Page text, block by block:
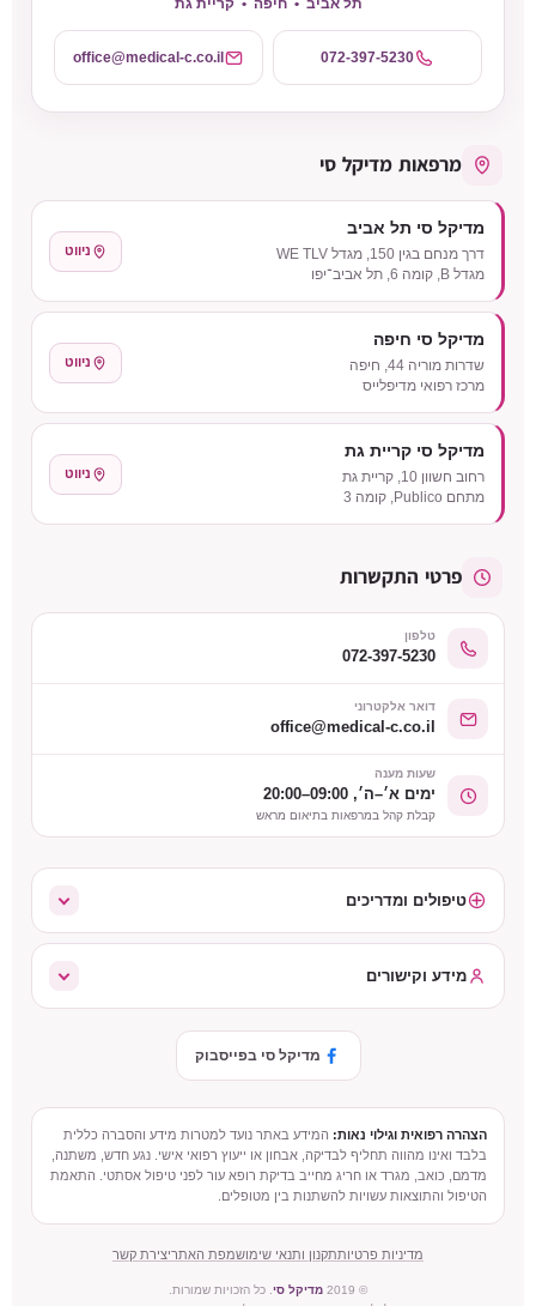
תל אביב • חיפה • קריית גת
072-397-5230
office@medical-c.co.il
מרפאות מדיקל סי
מדיקל סי תל אביב
דרך מנחם בגין 150, מגדל WE TLV
מגדל B, קומה 6, תל אביב־יפו
ניווט
מדיקל סי חיפה
שדרות מוריה 44, חיפה
מרכז רפואי מדיפלייס
ניווט
מדיקל סי קריית גת
רחוב חשוון 10, קריית גת
מתחם Publico, קומה 3
ניווט
פרטי התקשרות
טלפון
072-397-5230
דואר אלקטרוני
office@medical-c.co.il
שעות מענה
ימים א׳–ה׳, 09:00–20:00
קבלת קהל במרפאות בתיאום מראש
טיפולים ומדריכים
מידע וקישורים
מדיקל סי בפייסבוק
הצהרה רפואית וגילוי נאות:המידע באתר נועד למטרות מידע והסברה כללית
בלבד ואינו מהווה תחליף לבדיקה, אבחון או ייעוץ רפואי אישי. נגע חדש, משתנה,
מדמם, כואב, מגרד או חריג מחייב בדיקת רופא עור לפני טיפול אסתטי. התאמת
הטיפול והתוצאות עשויות להשתנות בין מטופלים.
מדיניות פרטיותתקנון ותנאי שימושמפת האתריצירת קשר
© 2019 מדיקל סי. כל הזכויות שמורות.